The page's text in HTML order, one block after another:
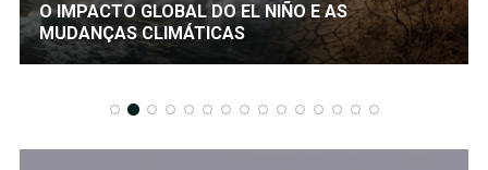
O IMPACTO GLOBAL DO EL NIÑO E AS
MUDANÇAS CLIMÁTICAS